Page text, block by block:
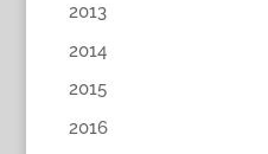
2013
2014
2015
2016